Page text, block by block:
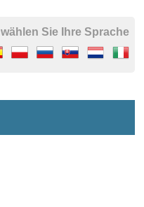
wählen Sie Ihre Sprache